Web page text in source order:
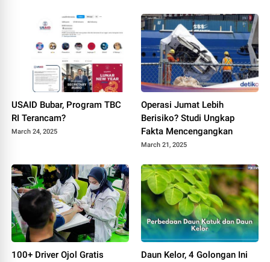
USAID Bubar, Program TBC
RI Terancam?
March 24, 2025
Operasi Jumat Lebih
Berisiko? Studi Ungkap
Fakta Mencengangkan
March 21, 2025
100+ Driver Ojol Gratis
Daun Kelor, 4 Golongan Ini